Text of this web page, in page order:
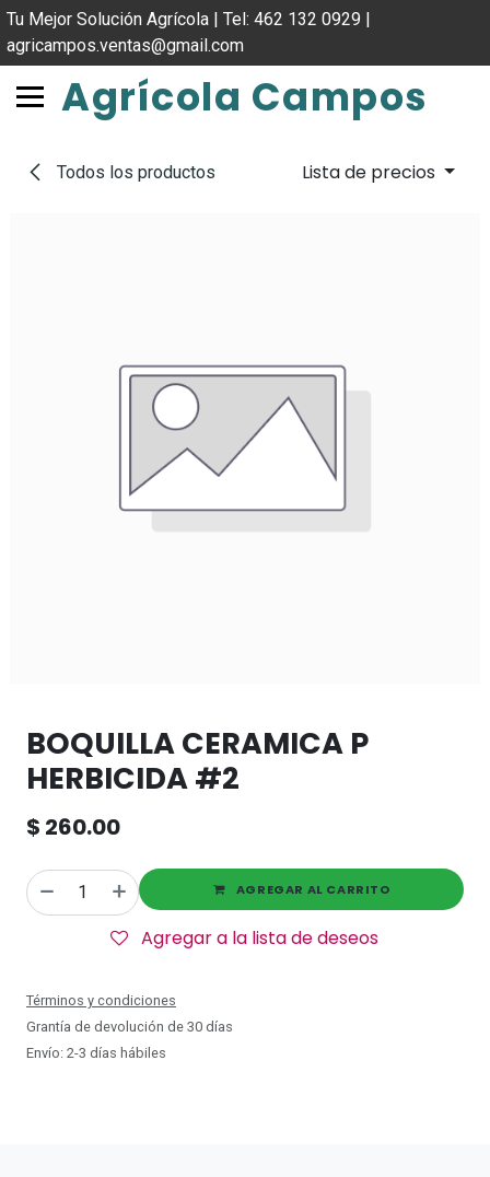
Tu Mejor Solución Agrícola | Tel: 462 132 0929 |
agricampos.ventas@gmail.com
Agrícola Campos
Todos los productos Lista de precios
BOQUILLA CERAMICA P
HERBICIDA #2
$ 260.00
AGREGAR AL CARRITO
Agregar a la lista de deseos
Términos y condiciones
Grantía de devolución de 30 días
Envío: 2-3 días hábiles